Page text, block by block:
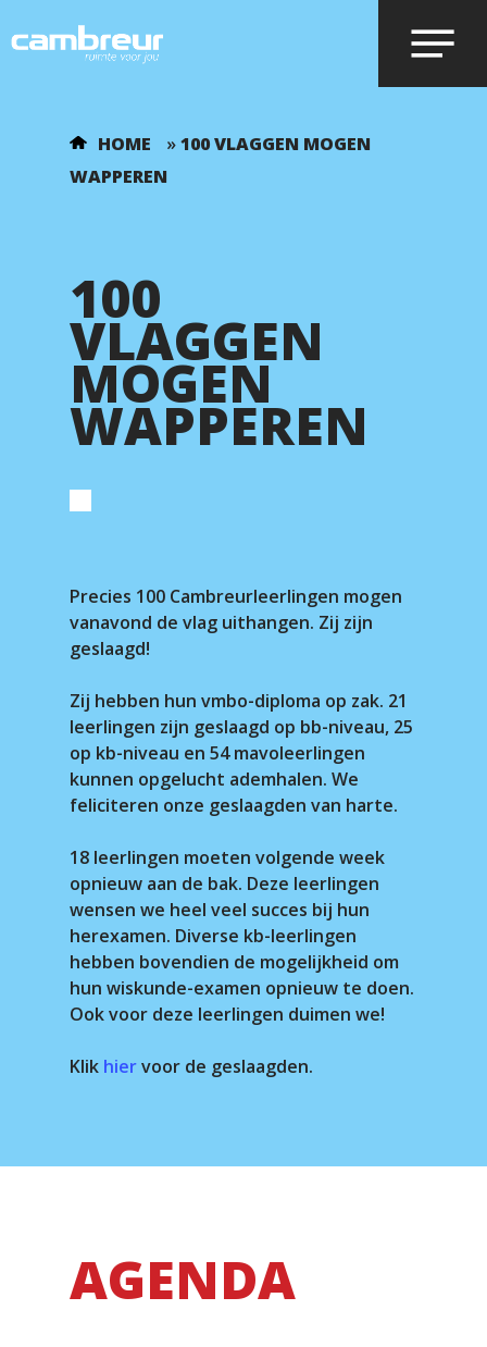
Voer je zoekopdracht in en druk op
HOME »100 VLAGGEN MOGEN
WAPPEREN
100
VLAGGEN
MOGEN
WAPPEREN
Precies 100 Cambreurleerlingen mogen
vanavond de vlag uithangen. Zij zijn
geslaagd!
Zij hebben hun vmbo-diploma op zak. 21
leerlingen zijn geslaagd op bb-niveau, 25
op kb-niveau en 54 mavoleerlingen
kunnen opgelucht ademhalen. We
feliciteren onze geslaagden van harte.
18 leerlingen moeten volgende week
opnieuw aan de bak. Deze leerlingen
wensen we heel veel succes bij hun
herexamen. Diverse kb-leerlingen
hebben bovendien de mogelijkheid om
hun wiskunde-examen opnieuw te doen.
Ook voor deze leerlingen duimen we!
Klik hiervoor de geslaagden.
AGENDA